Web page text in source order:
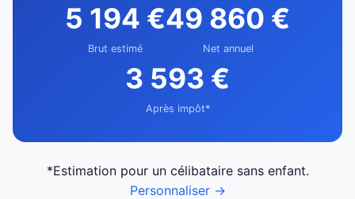
5 194 €
Brut estimé
49 860 €
Net annuel
3 593 €
Après impôt*
*Estimation pour un célibataire sans enfant.
Personnaliser →